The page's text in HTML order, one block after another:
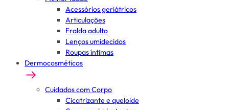
Acessórios geriátricos
Articulações
Fralda adulto
Lenços umidecidos
Roupas íntimas
Dermocosméticos
Cuidados com Corpo
Cicatrizante e queloide